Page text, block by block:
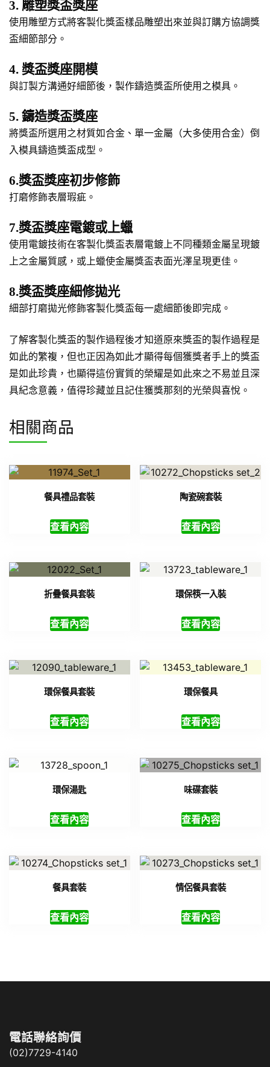
3. 雕塑獎盃獎座
使用雕塑方式將客製化獎盃樣品雕塑出來並與訂購方協調獎
盃細節部分。
4. 獎盃獎座開模
與訂製方溝通好細節後，製作鑄造獎盃所使用之模具。
5. 鑄造獎盃獎座
將獎盃所選用之材質如合金、單一金屬（大多使用合金）倒
入模具鑄造獎盃成型。
6.獎盃獎座初步修飾
打磨修飾表層瑕疵。
7.獎盃獎座電鍍或上蠟
使用電鍍技術在客製化獎盃表層電鍍上不同種類金屬呈現鍍
上之金屬質感，或上蠟使金屬獎盃表面光澤呈現更佳。
8.獎盃獎座細修拋光
細部打磨拋光修飾客製化獎盃每一處細節後即完成。
了解客製化獎盃的製作過程後才知道原來獎盃的製作過程是
如此的繁複，但也正因為如此才顯得每個獲獎者手上的獎盃
是如此珍貴，也顯得這份實質的榮耀是如此來之不易並且深
具紀念意義，值得珍藏並且記住獲獎那刻的光榮與喜悅。
相關商品
餐具禮品套裝
查看內容
陶瓷碗套裝
查看內容
折疊餐具套裝
查看內容
環保筷一入裝
查看內容
環保餐具套裝
查看內容
環保餐具
查看內容
環保湯匙
查看內容
味碟套裝
查看內容
餐具套裝
查看內容
情侶餐具套裝
查看內容
電話聯絡詢價
(02)7729-4140